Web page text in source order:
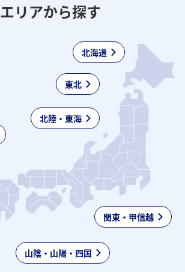
エリアから探す
北海道
東北
関東・甲信越
北陸・東海
山陰・山陽・四国